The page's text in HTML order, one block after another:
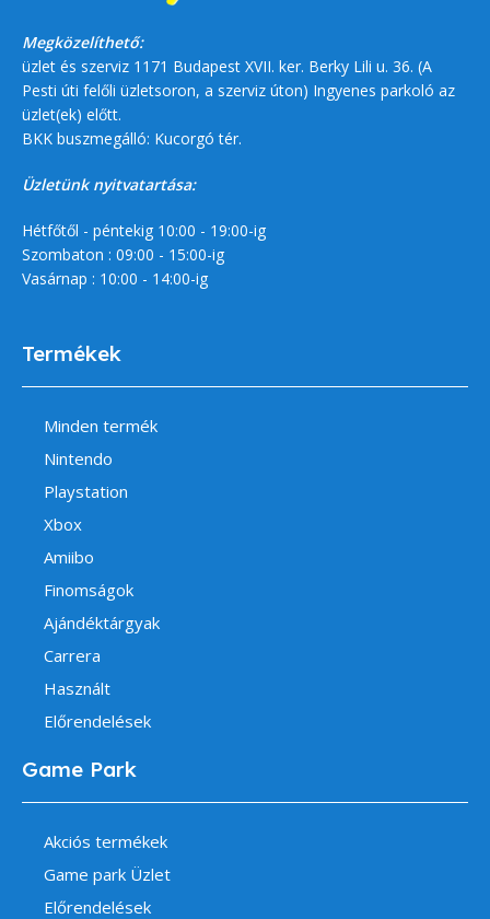
Megközelíthető:
üzlet és szerviz 1171 Budapest XVII. ker. Berky Lili u. 36. (A
Pesti úti felőli üzletsoron, a szerviz úton) Ingyenes parkoló az
üzlet(ek) előtt.
BKK buszmegálló: Kucorgó tér.
Üzletünk nyitvatartása:
Hétfőtől - péntekig 10:00 - 19:00-ig
Szombaton : 09:00 - 15:00-ig
Vasárnap : 10:00 - 14:00-ig
Termékek
Minden termék
Nintendo
Playstation
Xbox
Amiibo
Finomságok
Ajándéktárgyak
Carrera
Használt
Előrendelések
Game Park
Akciós termékek
Game park Üzlet
Előrendelések